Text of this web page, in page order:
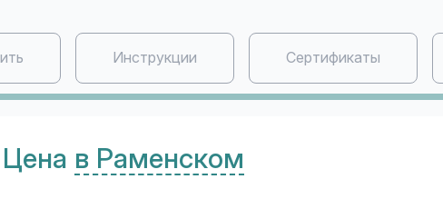
Инструкции Сертификаты
Цена в Раменском